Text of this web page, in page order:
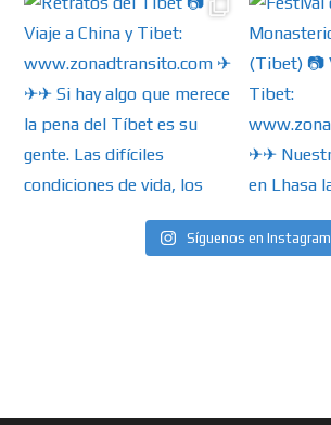
Síguenos en Instagram